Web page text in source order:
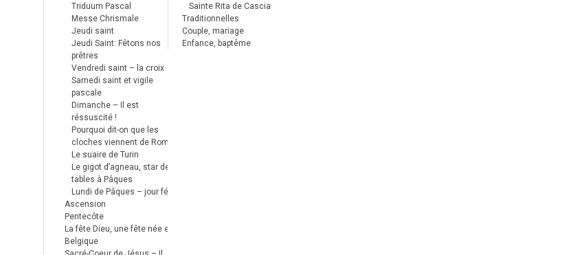
Triduum Pascal
Messe Chrismale
Jeudi saint
Jeudi Saint: Fêtons nos
prêtres
Vendredi saint – la croix
Samedi saint et vigile
pascale
Dimanche – Il est
réssuscité !
Pourquoi dit-on que les
cloches viennent de Rome ?
Le suaire de Turin
Le gigot d’agneau, star des
tables à Pâques
Lundi de Pâques – jour férié
Ascension
Pentecôte
La fête Dieu, une fête née en
Belgique
Sainte Rita de Cascia
Traditionnelles
Couple, mariage
Enfance, baptême